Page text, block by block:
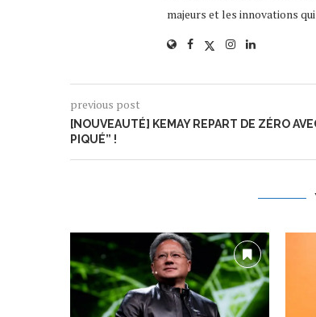
majeurs et les innovations
previous post
[NOUVEAUTÉ] KEMAY REPART DE ZÉRO
PIQUÉ” !